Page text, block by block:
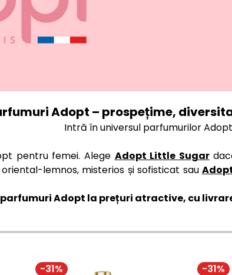
Adopt – prospețime,
Intră în universul parfumurilor Adopt
pentru femei. Alege Adopt Little Sugar
lemnos, misterios și sofisticat sau
Adopt la prețuri atractive, cu
-31% -31%